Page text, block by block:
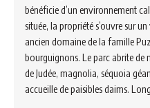
bénéficie d’un environnement
située, la propriété s’ouvre sur
ancien domaine de la famille
bourguignons. Le parc abrite de
de Judée, magnolia, séquoia
accueille de paisibles daims.